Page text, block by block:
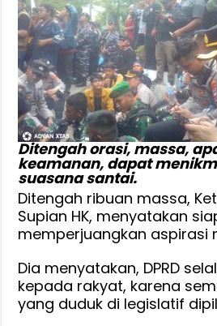
Ditengah orasi, massa,
keamanan, dapat
suasana santai.
Ditengah ribuan massa,
Supian HK, menyatakan
memperjuangkan aspirasi
Dia menyatakan, DPRD
kepada rakyat, karena
yang duduk di legislatif